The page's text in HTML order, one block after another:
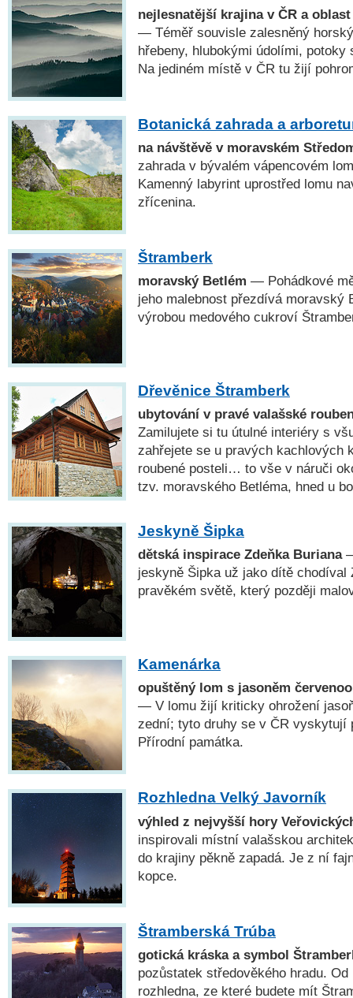
nejlesnatější krajina v ČR a
— Téměř souvisle zalesněný
hřebeny, hlubokými údolími, potoky
Na jediném místě v ČR tu žijí
Botanická zahrada a
na návštěvě v moravském
zahrada v bývalém vápencovém
Kamenný labyrint uprostřed lomu
zřícenina.
Štramberk
moravský Betlém — Pohádkové
jeho malebnost přezdívá moravský
výrobou medového cukroví
Dřevěnice Štramberk
ubytování v pravé valašské
Zamilujete si tu útulné interiéry s
zahřejete se u pravých kachlových
roubené posteli… to vše v náruči
tzv. moravského Betléma, hned u
Jeskyně Šipka
dětská inspirace Zdeňka Buriana—
jeskyně Šipka už jako dítě chodíval
pravěkém světě, který později
Kamenárka
opuštěný lom s jasoněm
— V lomu žijí kriticky ohrožení
zední; tyto druhy se v ČR vyskytují
Přírodní památka.
Rozhledna Velký Javorník
výhled z nejvyšší hory
inspirovali místní valašskou
do krajiny pěkně zapadá. Je z ní
kopce.
Štramberská Trúba
gotická kráska a symbol
pozůstatek středověkého hradu.
rozhledna, ze které budete mít